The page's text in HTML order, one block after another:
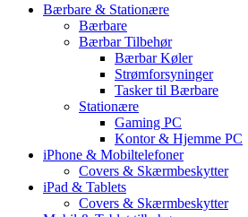
Bærbare & Stationære
Bærbare
Bærbar Tilbehør
Bærbar Køler
Strømforsyninger
Tasker til Bærbare
Stationære
Gaming PC
Kontor & Hjemme PC
iPhone & Mobiltelefoner
Covers & Skærmbeskytter
iPad & Tablets
Covers & Skærmbeskytter